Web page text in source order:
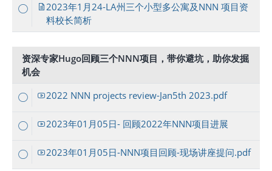
2023年1月24-LA州三个小型多公寓及NNN 项目资
料校长简析
资深专家Hugo回顾三个NNN项目，带你避坑，助你发掘
机会
2022 NNN projects review-Jan5th 2023.pdf
2023年01月05日- 回顾2022年NNN项目进展
2023年01月05日-NNN项目回顾-现场讲座提问.pdf